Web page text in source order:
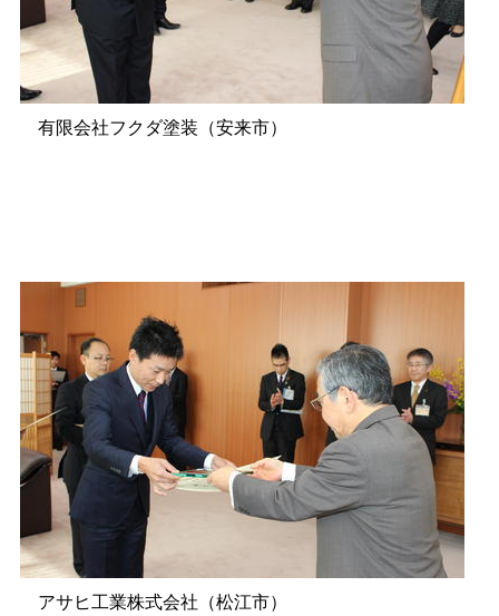
有限会社フクダ塗装（安来市）
アサヒ工業株式会社（松江市）